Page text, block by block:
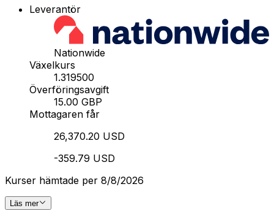
Leverantör
Nationwide
Växelkurs
1.319500
Överföringsavgift
15.00 GBP
Mottagaren får
26,370.20 USD
-359.79 USD
Kurser hämtade per 8/8/2026
Läs mer